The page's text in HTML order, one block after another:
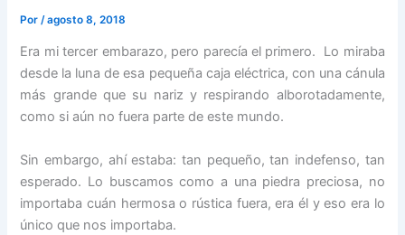
Por/agosto 8, 2018
Era mi tercer embarazo, pero parecía el primero. Lo miraba
desde la luna de esa pequeña caja eléctrica, con una cánula
más grande que su nariz y respirando alborotadamente,
como si aún no fuera parte de este mundo.
Sin embargo, ahí estaba: tan pequeño, tan indefenso, tan
esperado. Lo buscamos como a una piedra preciosa, no
importaba cuán hermosa o rústica fuera, era él y eso era lo
único que nos importaba.